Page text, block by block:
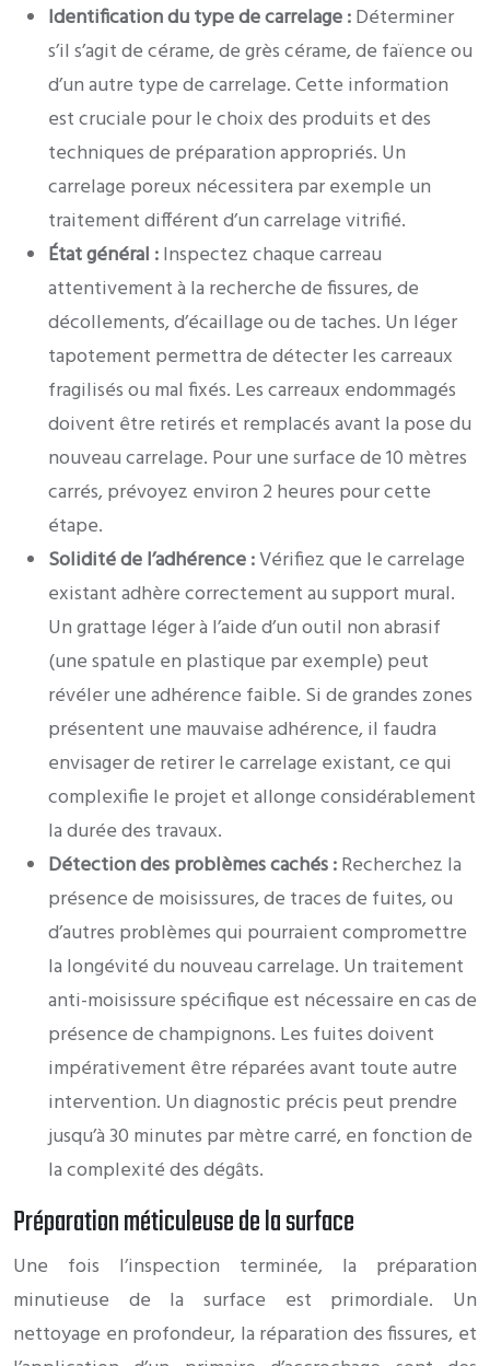
Identification du type de carrelage :Déterminer
s’il s’agit de cérame, de grès cérame, de faïence ou
d’un autre type de carrelage. Cette information
est cruciale pour le choix des produits et des
techniques de préparation appropriés. Un
carrelage poreux nécessitera par exemple un
traitement différent d’un carrelage vitrifié.
État général :Inspectez chaque carreau
attentivement à la recherche de fissures, de
décollements, d’écaillage ou de taches. Un léger
tapotement permettra de détecter les carreaux
fragilisés ou mal fixés. Les carreaux endommagés
doivent être retirés et remplacés avant la pose du
nouveau carrelage. Pour une surface de 10 mètres
carrés, prévoyez environ 2 heures pour cette
étape.
Solidité de l’adhérence :Vérifiez que le carrelage
existant adhère correctement au support mural.
Un grattage léger à l’aide d’un outil non abrasif
(une spatule en plastique par exemple) peut
révéler une adhérence faible. Si de grandes zones
présentent une mauvaise adhérence, il faudra
envisager de retirer le carrelage existant, ce qui
complexifie le projet et allonge considérablement
la durée des travaux.
Détection des problèmes cachés :Recherchez la
présence de moisissures, de traces de fuites, ou
d’autres problèmes qui pourraient compromettre
la longévité du nouveau carrelage. Un traitement
anti-moisissure spécifique est nécessaire en cas de
présence de champignons. Les fuites doivent
impérativement être réparées avant toute autre
intervention. Un diagnostic précis peut prendre
jusqu’à 30 minutes par mètre carré, en fonction de
la complexité des dégâts.
Préparation méticuleuse de la surface
Une fois l’inspection terminée, la préparation
minutieuse de la surface est primordiale. Un
nettoyage en profondeur, la réparation des fissures, et